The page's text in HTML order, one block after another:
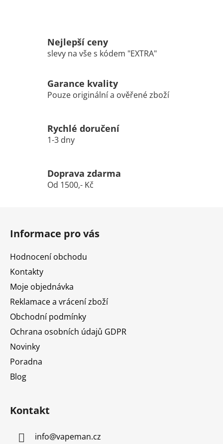
Nejlepší ceny
slevy na vše s kódem "EXTRA"
Garance kvality
Pouze originální a ověřené zboží
Rychlé doručení
1-3 dny
Doprava zdarma
Od 1500,- Kč
Informace pro vás
Hodnocení obchodu
Kontakty
Moje objednávka
Reklamace a vrácení zboží
Obchodní podmínky
Ochrana osobních údajů GDPR
Novinky
Poradna
Blog
Kontakt
info@vapeman.cz